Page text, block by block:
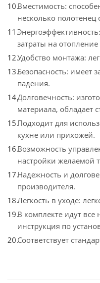
Вместимость:
несколько
затраты на
Удобство монтажа:
Безопасность: имеет
падения.
Долговечность:
материала, обладает
Подходит для
кухне или прихожей.
Возможность
настройки желаемой
Надежность и
производителя.
Легкость в уходе:
В комплекте идут
инструкция по
Соответствует